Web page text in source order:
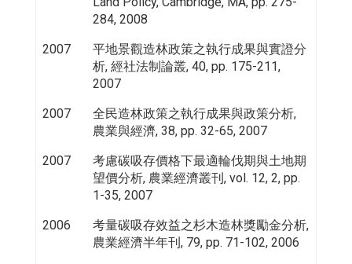
284, 2008
2007
平地景觀造林政策之執行成果與實證分
析, 經社法制論叢, 40, pp. 175-211,
2007
2007
全民造林政策之執行成果與政策分析,
農業與經濟, 38, pp. 32-65, 2007
2007
考慮碳吸存價格下最適輪伐期與土地期
望價分析, 農業經濟叢刊, vol. 12, 2, pp.
1-35, 2007
2006
考量碳吸存效益之杉木造林獎勵金分析,
農業經濟半年刊, 79, pp. 71-102, 2006